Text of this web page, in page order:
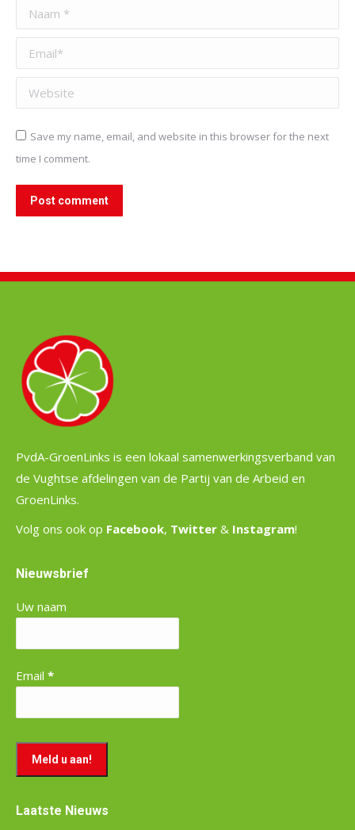
Naam *
Email *
Website
Save my name, email, and website in this browser for the next
time I comment.
Post comment
PvdA-GroenLinks is een lokaal samenwerkingsverband van
de Vughtse afdelingen van de Partij van de Arbeid en
GroenLinks.
Volg ons ook op Facebook, Twitter & Instagram!
Nieuwsbrief
Uw naam
Email *
Laatste Nieuws